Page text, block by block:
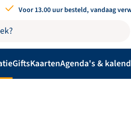
Voor 13.00 uur besteld, vandaag
GiftsKaartenAgenda's &